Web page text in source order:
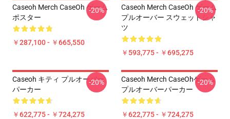
Caseoh Merch CaseOh ゲーム
ポスター
￥287,100 - ￥665,550
-20%
Caseoh Merch CaseOh ゲーム
プルオーバー スウェットシャ
ツ
￥593,775 - ￥695,275
-20%
Caseoh キティ プルオーバー
パーカー
￥622,775 - ￥724,275
-20%
Caseoh Merch CaseOhゲーム
プルオーバーパーカー
￥622,775 - ￥724,275
-20%